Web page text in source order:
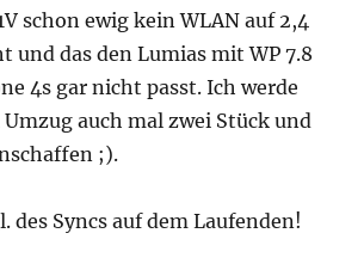
schon ewig kein WLAN auf 2,4
und das den Lumias mit WP 7.8
4s gar nicht passt. Ich werde
auch mal zwei Stück und
;).
des Syncs auf dem Laufenden!